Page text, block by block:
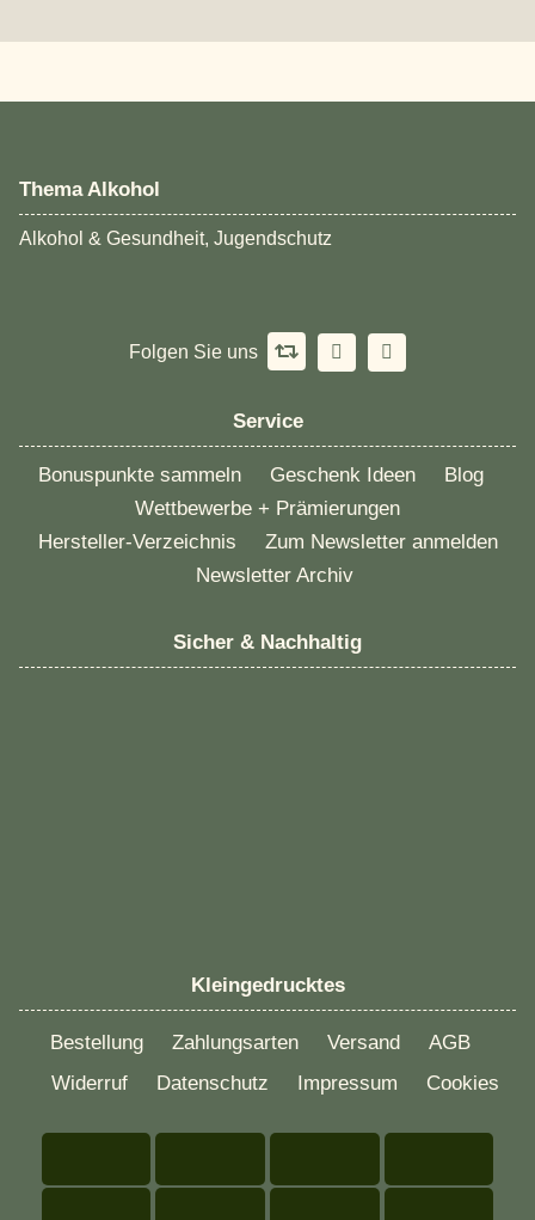
Thema Alkohol
Alkohol & Gesundheit, Jugendschutz
Folgen Sie uns
Service
Bonuspunkte sammeln Geschenk Ideen
Blog
Wettbewerbe + Prämierungen
Hersteller-Verzeichnis
Zum Newsletter anmelden
Newsletter Archiv
Sicher & Nachhaltig
Kleingedrucktes
Bestellung Zahlungsarten Versand
AGB
Widerruf
Datenschutz Impressum Cookies